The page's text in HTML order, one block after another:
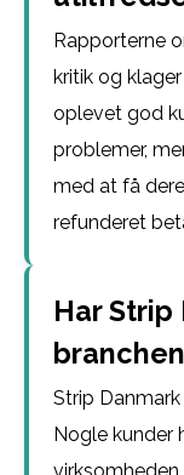
Rapporterne
kritik og
oplevet god
problemer,
med at få
refunderet
Har
Strip
Nogle kunder